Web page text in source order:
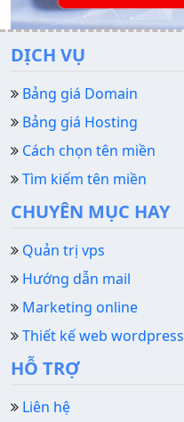
DỊCH VỤ
Bảng giá Domain
Bảng giá Hosting
Cách chọn tên miền
Tìm kiếm tên miền
CHUYÊN MỤC HAY
Quản trị vps
Hướng dẫn mail
Marketing online
Thiết kế web wordpress
HỖ TRỢ
Liên hệ